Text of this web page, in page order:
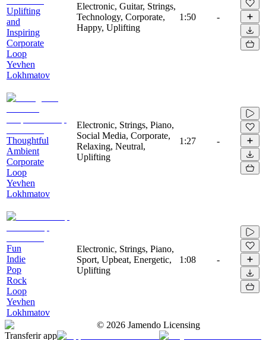
Uplifting
and
Inspiring
Corporate
Loop
Yevhen
Lokhmatov
Electronic, Guitar, Strings,
Technology, Corporate,
Happy, Uplifting
1:50 -
Thoughtful
Ambient
Corporate
Loop
Yevhen
Lokhmatov
Electronic, Strings, Piano,
Social Media, Corporate,
Relaxing, Neutral,
Uplifting
1:27 -
Fun
Indie
Pop
Rock
Loop
Yevhen
Lokhmatov
Electronic, Strings, Piano,
Sport, Upbeat, Energetic,
Uplifting
1:08 -
© 2026 Jamendo Licensing
Transferir app